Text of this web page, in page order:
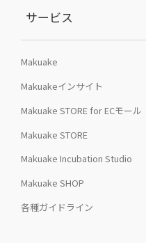
サービス
Makuake
Makuakeインサイト
Makuake STORE for ECモール
Makuake STORE
Makuake Incubation Studio
Makuake SHOP
各種ガイドライン